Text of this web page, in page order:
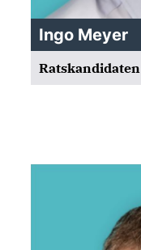
Ingo Meyer
Ratskandidaten